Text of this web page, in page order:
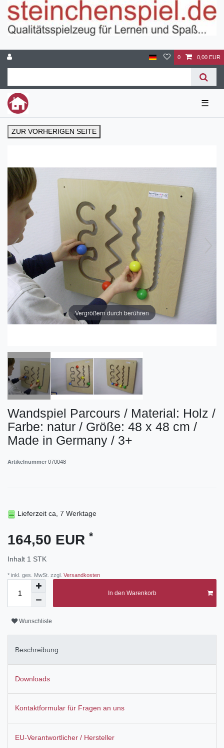
0 0,00 EUR
☰
ZUR VORHERIGEN SEITE
Vergrößern durch berühren
Wandspiel Parcours / Material: Holz /
Farbe: natur / Größe: 48 x 48 cm /
Made in Germany / 3+
Artikelnummer 070048
Lieferzeit ca, 7 Werktage
164,50 EUR *
Inhalt 1 STK
* inkl. ges. MwSt. zzgl. Versandkosten
In den Warenkorb
Wunschliste
Beschreibung
Downloads
Kontaktformular für Fragen an uns
EU-Verantwortlicher / Hersteller